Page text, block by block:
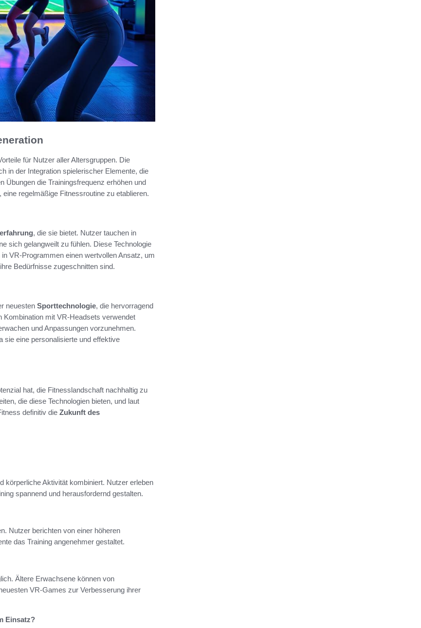
für Nutzer aller Altersgruppen. Die
in der Integration spielerischer Elemente, die
Übungen die Trainingsfrequenz erhöhen und
regelmäßige Fitnessroutine zu etablieren.
, die sie bietet. Nutzer tauchen in
sich gelangweilt zu fühlen. Diese Technologie
VR-Programmen einen wertvollen Ansatz, um
Bedürfnisse zugeschnitten sind.
neuesten Sporttechnologie, die hervorragend
mit VR-Headsets verwendet
und Anpassungen vorzunehmen.
sie eine personalisierte und effektive
hat, die Fitnesslandschaft nachhaltig zu
die diese Technologien bieten, und laut
definitiv die Zukunft des
körperliche Aktivität kombiniert. Nutzer erleben
spannend und herausfordernd gestalten.
Nutzer berichten von einer höheren
das Training angenehmer gestaltet.
Ältere Erwachsene können von
VR-Games zur Verbesserung ihrer
Einsatz?